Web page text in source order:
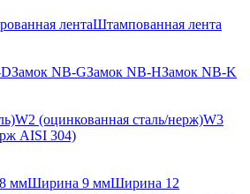
лентаШтампованная лента
Замок NB-GЗамок NB-HЗамок NB-K
W2 (оцинкованная сталь/нерж)W3
AISI 304)
ммШирина 9 ммШирина 12